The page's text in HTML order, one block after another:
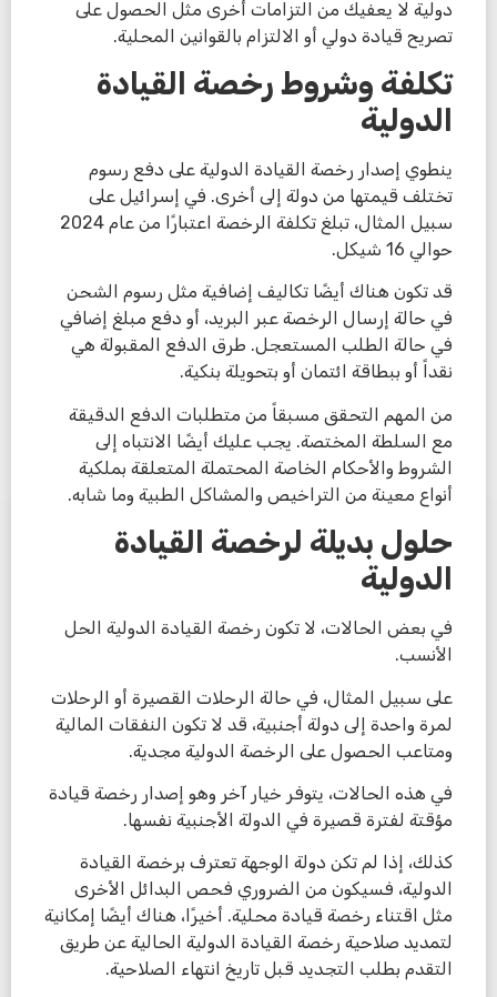
دولية لا يعفيك من التزامات أخرى مثل الحصول على
تصريح قيادة دولي أو الالتزام بالقوانين المحلية.
تكلفة وشروط رخصة القيادة
الدولية
ينطوي إصدار رخصة القيادة الدولية على دفع رسوم
تختلف قيمتها من دولة إلى أخرى. في إسرائيل على
سبيل المثال، تبلغ تكلفة الرخصة اعتبارًا من عام 2024
حوالي 16 شيكل.
قد تكون هناك أيضًا تكاليف إضافية مثل رسوم الشحن
في حالة إرسال الرخصة عبر البريد، أو دفع مبلغ إضافي
في حالة الطلب المستعجل. طرق الدفع المقبولة هي
نقداً أو ببطاقة ائتمان أو بتحويلة بنكية.
من المهم التحقق مسبقاً من متطلبات الدفع الدقيقة
مع السلطة المختصة. يجب عليك أيضًا الانتباه إلى
الشروط والأحكام الخاصة المحتملة المتعلقة بملكية
أنواع معينة من التراخيص والمشاكل الطبية وما شابه.
حلول بديلة لرخصة القيادة
الدولية
في بعض الحالات، لا تكون رخصة القيادة الدولية الحل
الأنسب.
على سبيل المثال، في حالة الرحلات القصيرة أو الرحلات
لمرة واحدة إلى دولة أجنبية، قد لا تكون النفقات المالية
ومتاعب الحصول على الرخصة الدولية مجدية.
في هذه الحالات، يتوفر خيار آخر وهو إصدار رخصة قيادة
مؤقتة لفترة قصيرة في الدولة الأجنبية نفسها.
كذلك، إذا لم تكن دولة الوجهة تعترف برخصة القيادة
الدولية، فسيكون من الضروري فحص البدائل الأخرى
مثل اقتناء رخصة قيادة محلية. أخيرًا، هناك أيضًا إمكانية
لتمديد صلاحية رخصة القيادة الدولية الحالية عن طريق
التقدم بطلب التجديد قبل تاريخ انتهاء الصلاحية.